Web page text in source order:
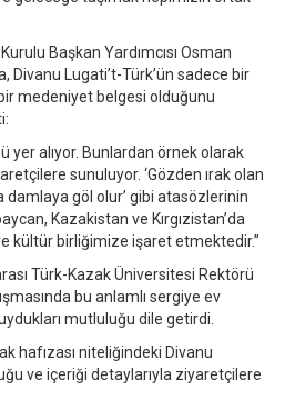
Başkan Yardımcısı Osman
Divanu Lugati’t-Türk’ün sadece bir
medeniyet belgesi olduğunu
yer alıyor. Bunlardan örnek olarak
sunuluyor. ‘Gözden ırak olan
damlaya göl olur’ gibi atasözlerinin
Kazakistan ve Kırgızistan’da
kültür birliğimize işaret etmektedir.”
Türk-Kazak Üniversitesi Rektörü
bu anlamlı sergiye ev
mutluluğu dile getirdi.
hafızası niteliğindeki Divanu
ve içeriği detaylarıyla ziyaretçilere